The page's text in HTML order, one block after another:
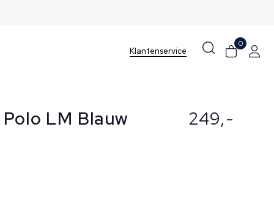
Klantenservice
0
LM Blauw 249,-